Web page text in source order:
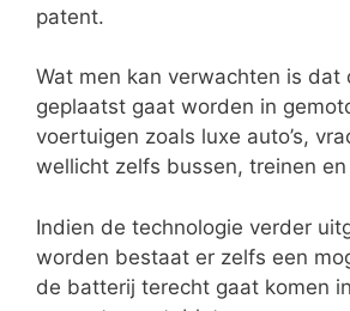
patent.
Wat men kan verwachten is dat
geplaatst gaat worden in
voertuigen zoals luxe auto’s,
wellicht zelfs bussen, treinen
Indien de technologie verder
worden bestaat er zelfs een
de batterij terecht gaat komen